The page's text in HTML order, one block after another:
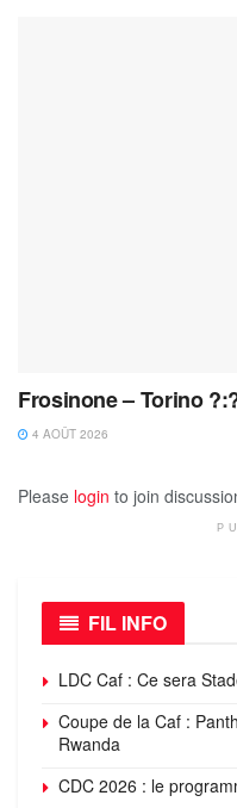
Frosinone – Torino
4 AOÛT 2026
Please login to join
FIL INFO
LDC Caf : Ce sera
Coupe de la Caf :
Rwanda
CDC 2026 : le